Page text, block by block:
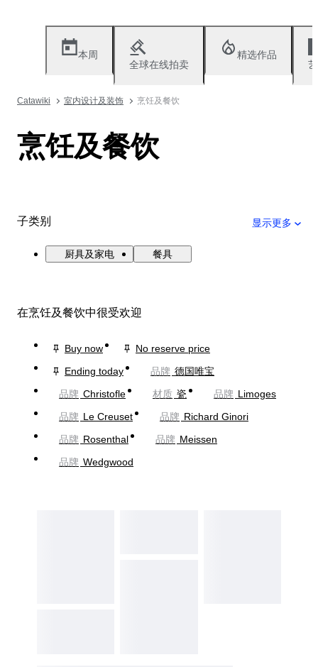
本周
全球在线拍卖
精选作品
Catawiki 室内设计及装饰 烹饪及餐饮
烹饪及餐饮
子类别 显示更多
厨具及家电 餐具
在烹饪及餐饮中很受欢迎
Buy now
No reserve price
Ending today
品牌 德国唯宝
品牌 Christofle 材质 瓷 品牌 Limoges
品牌 Le Creuset 品牌 Richard Ginori
品牌 Rosenthal 品牌 Meissen
品牌 Wedgwood